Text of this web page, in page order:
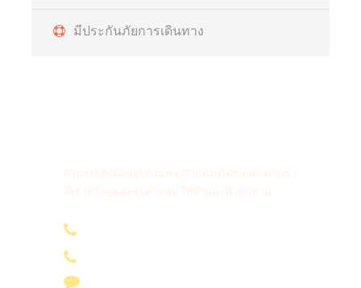
มีประกันภัยการเดินทาง